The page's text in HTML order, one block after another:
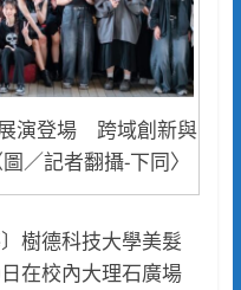
演登場 跨域創新與
／記者翻攝-下同〉
樹德科技大學美髮
在校內大理石廣場